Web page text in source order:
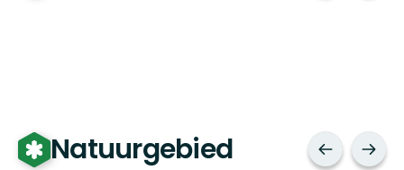
Natuurgebied